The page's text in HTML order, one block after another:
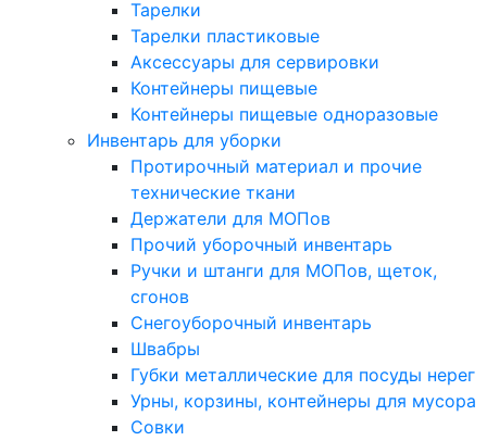
Тарелки
Тарелки пластиковые
Аксессуары для сервировки
Контейнеры пищевые
Контейнеры пищевые одноразовые
Инвентарь для уборки
Протирочный материал и прочие
технические ткани
Держатели для МОПов
Прочий уборочный инвентарь
Ручки и штанги для МОПов, щеток,
сгонов
Снегоуборочный инвентарь
Швабры
Губки металлические для посуды нерег
Урны, корзины, контейнеры для мусора
Совки